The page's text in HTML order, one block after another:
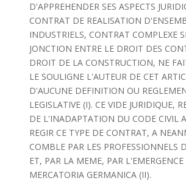
D'APPREHENDER SES ASPECTS
CONTRAT DE REALISATION
INDUSTRIELS, CONTRAT COMPLEXE
JONCTION ENTRE LE DROIT DES
DROIT DE LA CONSTRUCTION, NE
LE SOULIGNE L'AUTEUR DE CET
D'AUCUNE DEFINITION OU
LEGISLATIVE (I). CE VIDE JURIDIQUE,
DE L'INADAPTATION DU CODE CIVIL
REGIR CE TYPE DE CONTRAT, A
COMBLE PAR LES PROFESSIONNELS
ET, PAR LA MEME, PAR
MERCATORIA GERMANICA (II).